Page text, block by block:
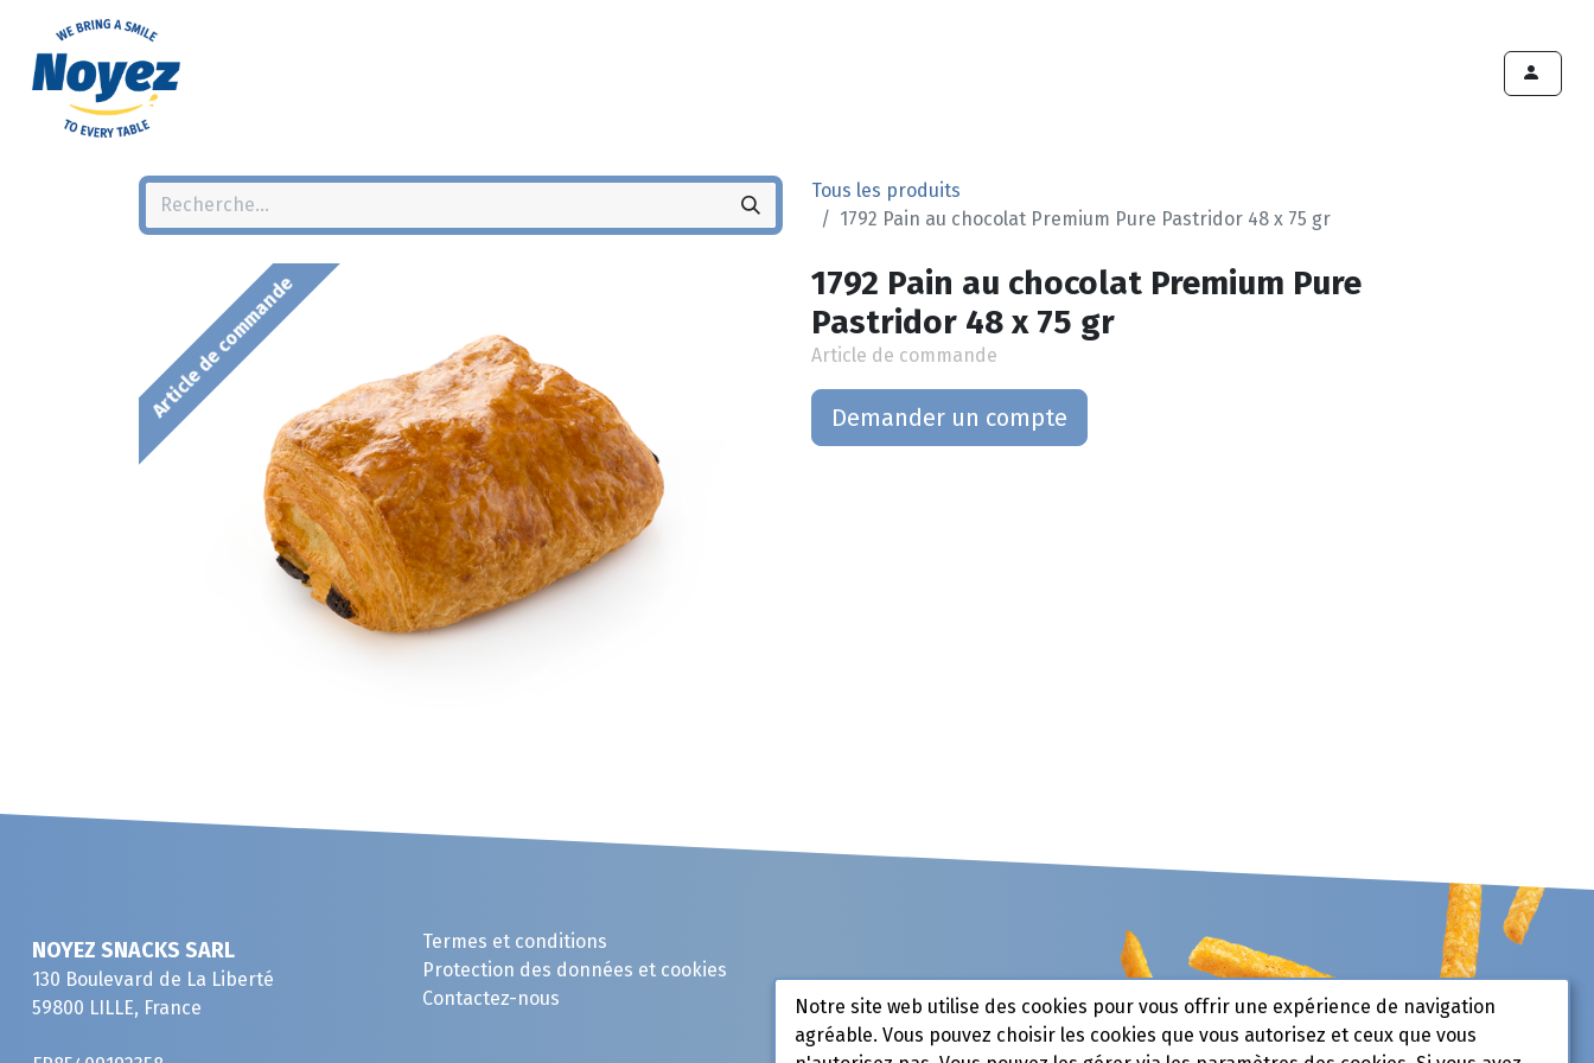
Tous les produits
1792 Pain au chocolat Premium Pure Pastridor 48 x 75 gr
Article de commande
1792 Pain au chocolat Premium Pure
Pastridor 48 x 75 gr
Article de commande
Demander un compte
NOYEZ SNACKS SARL
130 Boulevard de La Liberté
59800 LILLE, France
Termes et conditions
Protection des données et cookies
Contactez-nous
Notre site web utilise des cookies pour vous offrir une expérience de navigation
agréable. Vous pouvez choisir les cookies que vous autorisez et ceux que vous